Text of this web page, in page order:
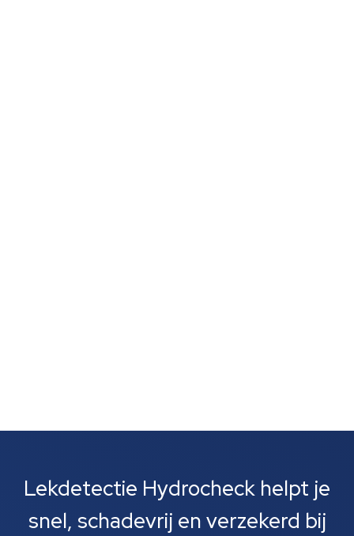
Lekdetectie Hydrocheck helpt je
snel, schadevrij en verzekerd bij